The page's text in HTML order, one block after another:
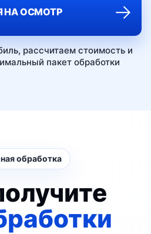
НА ОСМОТР →
рассчитаем стоимость и
пакет обработки
обработка